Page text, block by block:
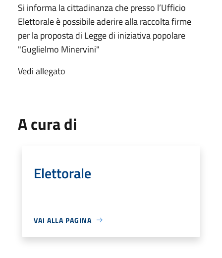
Si informa la cittadinanza che presso l’Ufficio
Elettorale è possibile aderire alla raccolta firme
per la proposta di Legge di iniziativa popolare
"Guglielmo Minervini"
Vedi allegato
A cura di
Elettorale
VAI ALLA PAGINA